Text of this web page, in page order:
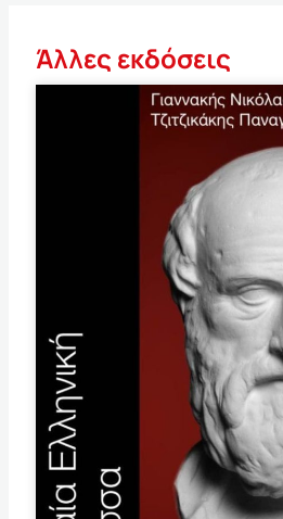
Άλλες εκδόσεις